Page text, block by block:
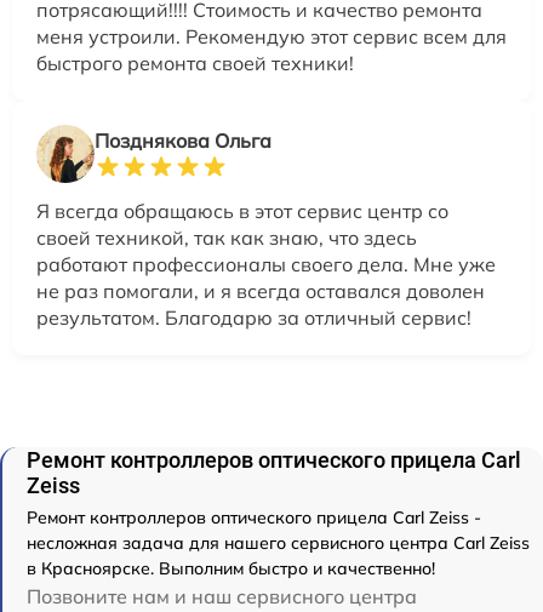
потрясающий!!!! Стоимость и качество ремонта
меня устроили. Рекомендую этот сервис всем для
быстрого ремонта своей техники!
Позднякова Ольга
Я всегда обращаюсь в этот сервис центр со
своей техникой, так как знаю, что здесь
работают профессионалы своего дела. Мне уже
не раз помогали, и я всегда оставался доволен
результатом. Благодарю за отличный сервис!
Ремонт контроллеров оптического прицела Carl
Zeiss
Ремонт контроллеров оптического прицела Carl Zeiss -
несложная задача для нашего сервисного центра Carl Zeiss
в Красноярске. Выполним быстро и качественно!
Позвоните нам и наш сервисного центра